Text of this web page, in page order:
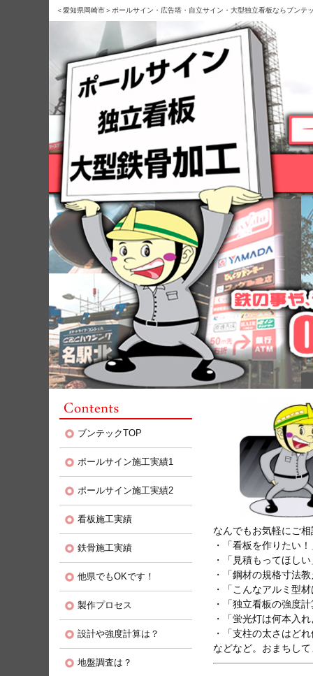
＜愛知県岡崎市＞ポールサイン・広告塔・自立サイン・大型独立看板ならブンテ
ブンテックTOP
ポールサイン施工実績1
ポールサイン施工実績2
看板施工実績
鉄骨施工実績
他県でもOKです！
製作プロセス
設計や強度計算は？
地盤調査は？
なんでもお気軽にご
・「看板を作りたい
・「見積もってほし
・「鋼材の規格寸法
・「こんなアルミ型
・「独立看板の強度
・「蛍光灯は何本入
・「支柱の太さはど
などなど。おまちし